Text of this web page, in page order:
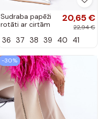
Sudraba papēži
rotāti ar cirtām
20,65 €
22,94 €
36 37 38 39 40 41
-30%